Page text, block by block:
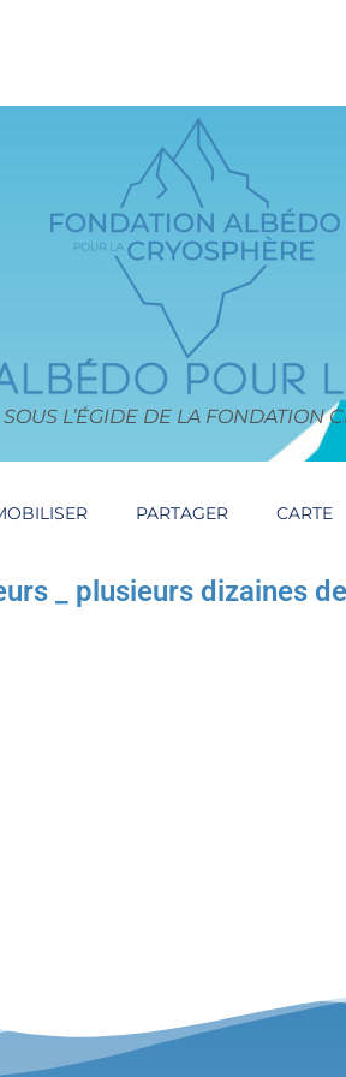
SOUS L’ÉGIDE DE LA FONDATION
PARTAGER CARTE
_ plusieurs dizaines